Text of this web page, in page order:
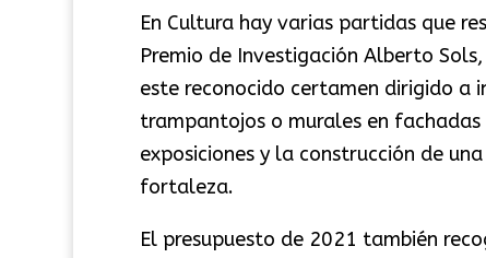
En Cultura hay varias partidas que
Premio de Investigación Alberto
este reconocido certamen dirigido a
trampantojos o murales en
exposiciones y la construcción de
fortaleza.
El presupuesto de 2021 también